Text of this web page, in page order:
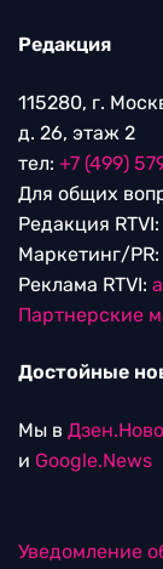
Редакция
115280, г.
д. 26, этаж 2
тел: +7 (499)
Для общих
Редакция RTVI:
Маркетинг/PR:
Реклама RTVI:
Партнерские
Достойные
Мы в
и Google.News
Уведомление